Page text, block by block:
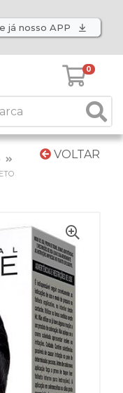
já nosso APP
0
VOLTAR